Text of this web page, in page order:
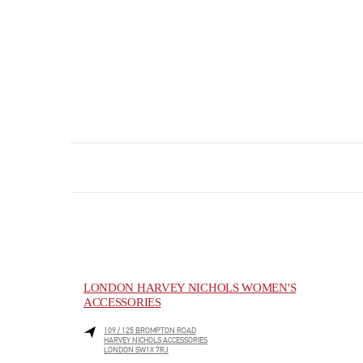
LONDON HARVEY NICHOLS WOMEN'S
ACCESSORIES
109 / 125 BROMPTON ROAD
HARVEY NICHOLS ACCESSORIES
LONDON SW1X 7RJ